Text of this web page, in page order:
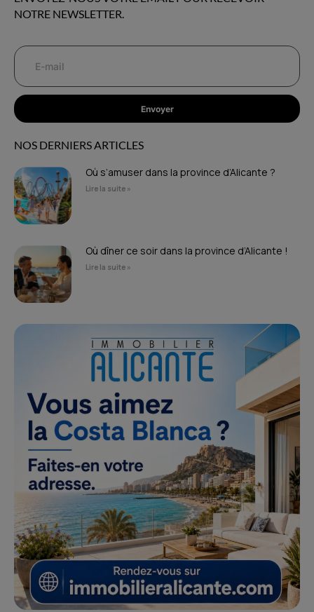
NOTRE NEWSLETTER.
Envoyer
NOS DERNIERS ARTICLES
Où s’amuser dans la province d’Alicante ?
Lire la suite »
Où dîner ce soir dans la province d’Alicante !
Lire la suite »